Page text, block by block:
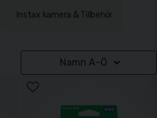
Instax kamera & Tillbehör
Namn A-Ö